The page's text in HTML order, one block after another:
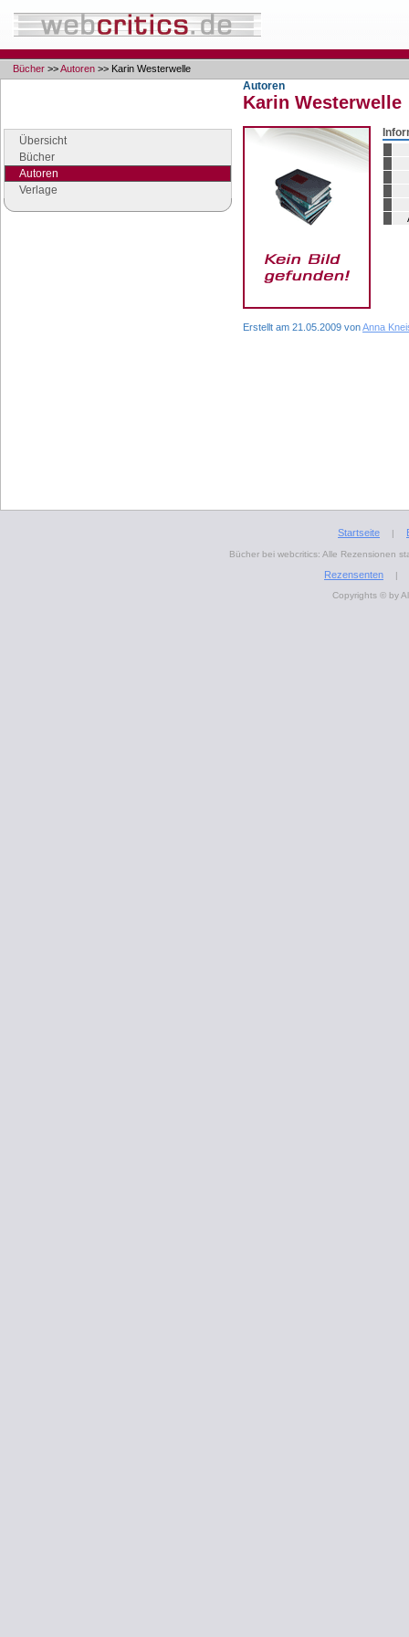
Bücher >>Autoren >> Karin Westerwelle
Übersicht
Bücher
Autoren
Verlage
Autoren
Karin Westerwelle
Erstellt am 21.05.2009 vonAnna
Startseite |
Bücher bei webcritics: Alle Rezensionen
Rezensenten
|
Copyrights © by